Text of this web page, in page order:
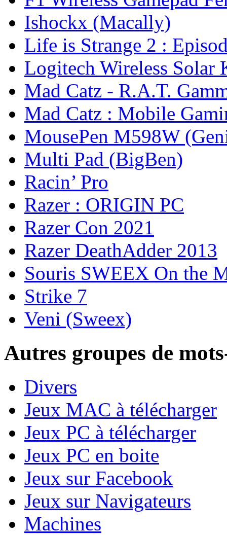
Ishockx (Macally)
Life is Strange 2 :
Logitech Wireless Solar
Mad Catz - R.A.T.
Mad Catz : Mobile
MousePen M598W
Multi Pad (BigBen)
Racin’ Pro
Razer : ORIGIN PC
Razer Con 2021
Razer DeathAdder 2013
Souris SWEEX On the
Strike 7
Veni (Sweex)
Autres groupes de
Divers
Jeux MAC à télécharger
Jeux PC à télécharger
Jeux PC en boite
Jeux sur Facebook
Jeux sur Navigateurs
Machines